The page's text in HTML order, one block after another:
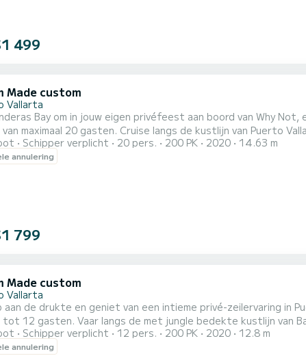
499
Made custom
Vallarta
Bay om in jouw eigen privéfeest aan boord van Why
Cruise langs de kustlijn van Puerto Vallarta met een professionele tweetalige kapitein en
Bezoek Los Arcos Marine Park, snorkel rond het rif, zwem
mat. Met een premium Bluetooth-geluidssysteem met 12 luidsprekers en twee subwoofers, biedt
Schipper verplicht 20 pers. 200 PK 2020 14.63 m
annulering
799
Made custom
Vallarta
aan de drukte en geniet van een intieme privé-zeilervaring in
tot 12 gasten. Vaar langs de met jungle bedekte kustlijn van
Park, snorkel rond het heldere rif, zwem in de baai of stop bij een rustig
strand. Ontspan aan boord, speel uw favoriete muziek,
Schipper verplicht 12 pers. 200 PK 2020 12.8 m
annulering